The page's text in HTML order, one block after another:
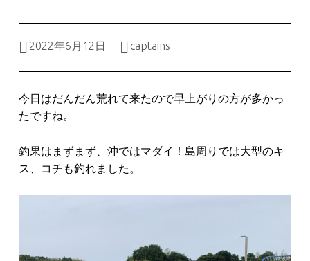
2022年6月12日
captains
今日はだんだん荒れて来たので早上がりの方が多かっ
たですね。
釣果はまずまず、沖ではマダイ！島周りでは大型のキ
ス、コチも釣れました。